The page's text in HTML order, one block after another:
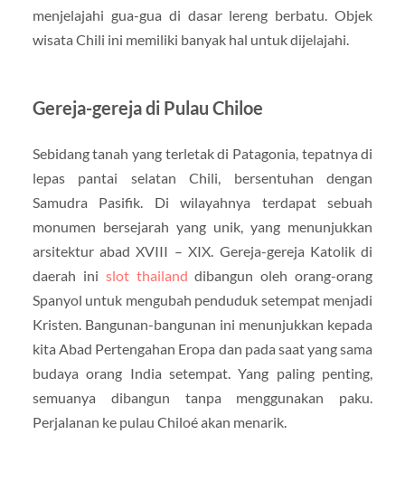
menjelajahi gua-gua di dasar lereng berbatu. Objek
wisata Chili ini memiliki banyak hal untuk dijelajahi.
Gereja-gereja di Pulau Chiloe
Sebidang tanah yang terletak di Patagonia, tepatnya di
lepas pantai selatan Chili, bersentuhan dengan
Samudra Pasifik. Di wilayahnya terdapat sebuah
monumen bersejarah yang unik, yang menunjukkan
arsitektur abad XVIII – XIX. Gereja-gereja Katolik di
daerah ini slot thailand dibangun oleh orang-orang
Spanyol untuk mengubah penduduk setempat menjadi
Kristen. Bangunan-bangunan ini menunjukkan kepada
kita Abad Pertengahan Eropa dan pada saat yang sama
budaya orang India setempat. Yang paling penting,
semuanya dibangun tanpa menggunakan paku.
Perjalanan ke pulau Chiloé akan menarik.